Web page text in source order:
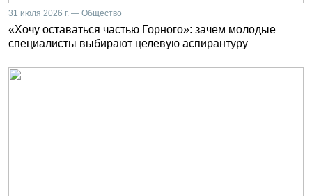
31 июля 2026 г. — Общество
«Хочу оставаться частью Горного»: зачем молодые
специалисты выбирают целевую аспирантуру